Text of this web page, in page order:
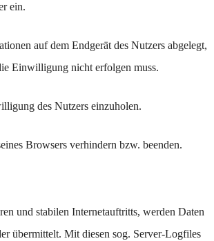
ein.
auf dem Endgerät des Nutzers abgelegt,
Einwilligung nicht erfolgen muss.
des Nutzers einzuholen.
Browsers verhindern bzw. beenden.
und stabilen Internetauftritts, werden Daten
übermittelt. Mit diesen sog. Server-Logfiles